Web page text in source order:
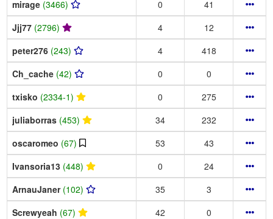
mirage (3466) 0
41
Jjj77 (2796) 4
12
peter276 (243) 4
418
Ch_cache (42) 0
0
txisko (2334-1) 0
275
juliaborras (453) 34
232
oscaromeo (67) 53
43
Ivansoria13 (448) 0
24
ArnauJaner (102) 35
3
Screwyeah (67) 42
0